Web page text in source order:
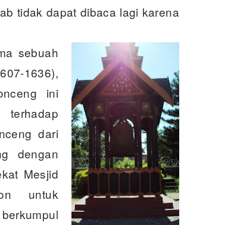
tidak dapat dibaca lagi karena
sebuah
1636),
ini
dari
dengan
Mesjid
untuk